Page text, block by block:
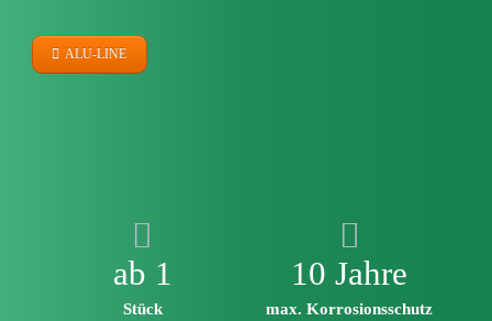
ALU-LINE
ab 1
Stück
10 Jahre
max. Korrosionsschutz